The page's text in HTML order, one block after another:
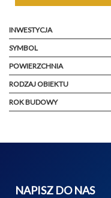
INWESTYCJA
SYMBOL
POWIERZCHNIA
RODZAJ OBIEKTU
ROK BUDOWY
NAPISZ DO NAS